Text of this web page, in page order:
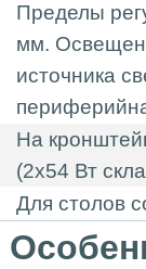
Пределы
мм.
источника
На
(2х54 Вт
Для столов